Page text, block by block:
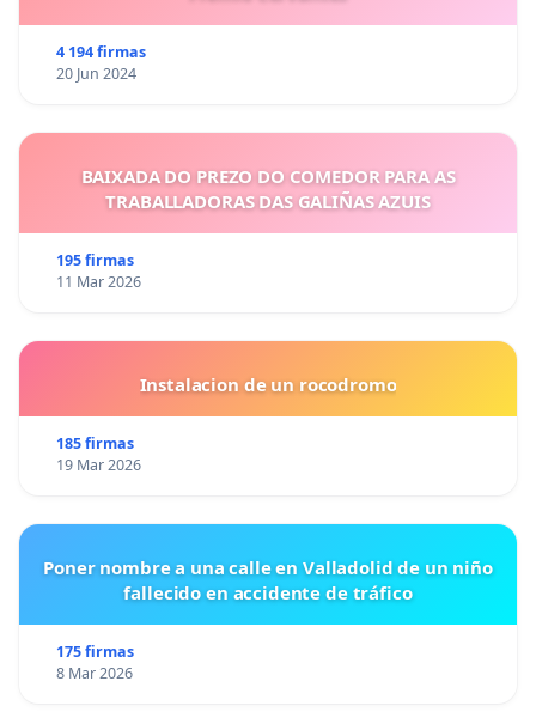
4 194 firmas
20 Jun 2024
BAIXADA DO PREZO DO COMEDOR PARA AS
TRABALLADORAS DAS GALIÑAS AZUIS
195 firmas
11 Mar 2026
Instalacion de un rocodromo
185 firmas
19 Mar 2026
Poner nombre a una calle en Valladolid de un niño
fallecido en accidente de tráfico
175 firmas
8 Mar 2026